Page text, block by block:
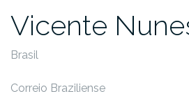
Vicente
Brasil
Correio Braziliense